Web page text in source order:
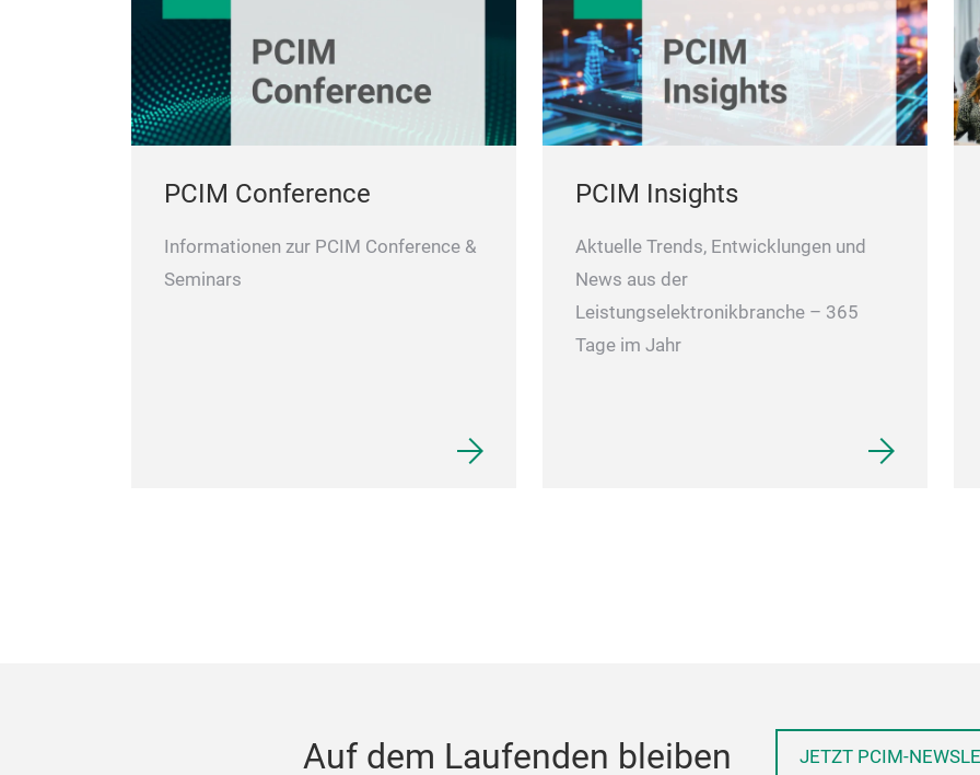
PCIM Conference
Informationen zur PCIM Conference &
Seminars
PCIM Insights
Aktuelle Trends, Entwicklungen und
News aus der
Leistungselektronikbranche – 365
Tage im Jahr
Auf dem Laufenden bleiben JETZT PCIM-